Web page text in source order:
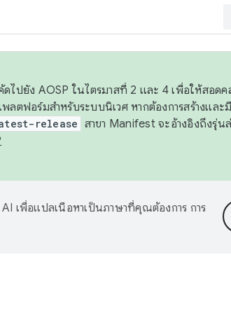
ไปยัง AOSP ในไตรมาสที่ 2 และ 4 เพื่อให้สอด
ตฟอร์มสำหรับระบบนิเวศ หากต้องการสร้างและ
release สาขา Manifest จะอ้างอิงถึงรุ่
เพื่อแปลเนื้อหาเป็นภาษาที่คุณต้องการ การ